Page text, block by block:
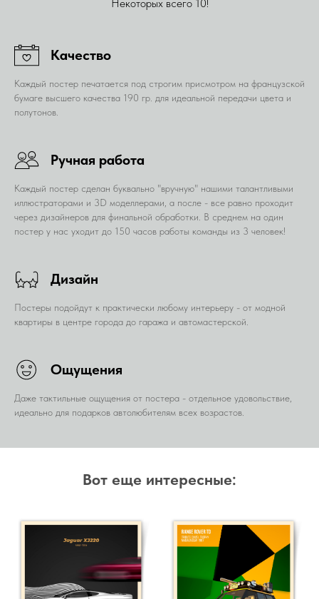
Некоторых всего 10!
Качество
Каждый постер печатается под строгим присмотром на французской
бумаге высшего качества 190 гр. для идеальной передачи цвета и
полутонов.
Ручная работа
Каждый постер сделан буквально "вручную" нашими талантливыми
иллюстраторами и 3D моделлерами, а после - все равно проходит
через дизайнеров для финальной обработки. В среднем на один
постер у нас уходит до 150 часов работы команды из 3 человек!
Дизайн
Постеры подойдут к практически любому интерьеру - от модной
квартиры в центре города до гаража и автомастерской.
Ощущения
Даже тактильные ощущения от постера - отдельное удовольствие,
идеально для подарков автолюбителям всех возрастов.
Вот еще интересные: